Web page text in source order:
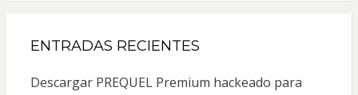
ENTRADAS RECIENTES
Descargar PREQUEL Premium hackeado para